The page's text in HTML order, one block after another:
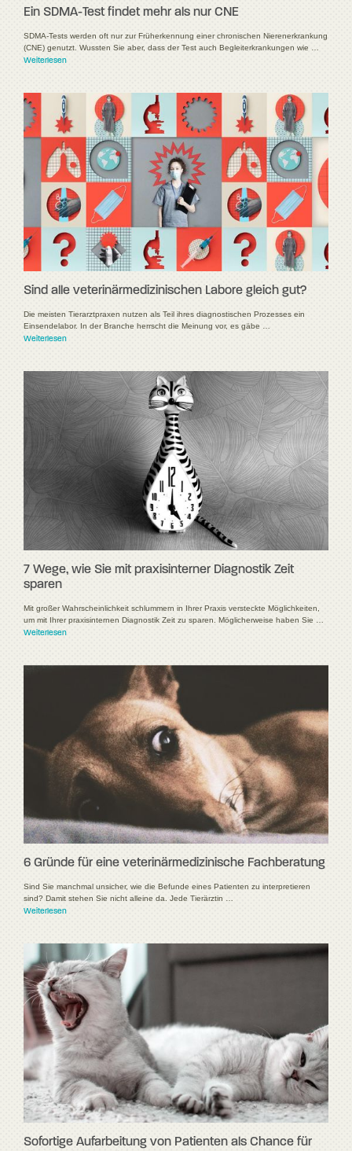
Ein SDMA-Test findet mehr als nur CNE
SDMA-Tests werden oft nur zur Früherkennung einer chronischen Nierenerkrankung
(CNE) genutzt. Wussten Sie aber, dass der Test auch Begleiterkrankungen wie …
Weiterlesen
Sind alle veterinärmedizinischen Labore gleich gut?
Die meisten Tierarztpraxen nutzen als Teil ihres diagnostischen Prozesses ein
Einsendelabor. In der Branche herrscht die Meinung vor, es gäbe …
Weiterlesen
7 Wege, wie Sie mit praxisinterner Diagnostik Zeit
sparen
Mit großer Wahrscheinlichkeit schlummern in Ihrer Praxis versteckte Möglichkeiten,
um mit Ihrer praxisinternen Diagnostik Zeit zu sparen. Möglicherweise haben Sie …
Weiterlesen
6 Gründe für eine veterinärmedizinische Fachberatung
Sind Sie manchmal unsicher, wie die Befunde eines Patienten zu interpretieren
sind? Damit stehen Sie nicht alleine da. Jede Tierärztin …
Weiterlesen
Sofortige Aufarbeitung von Patienten als Chance für